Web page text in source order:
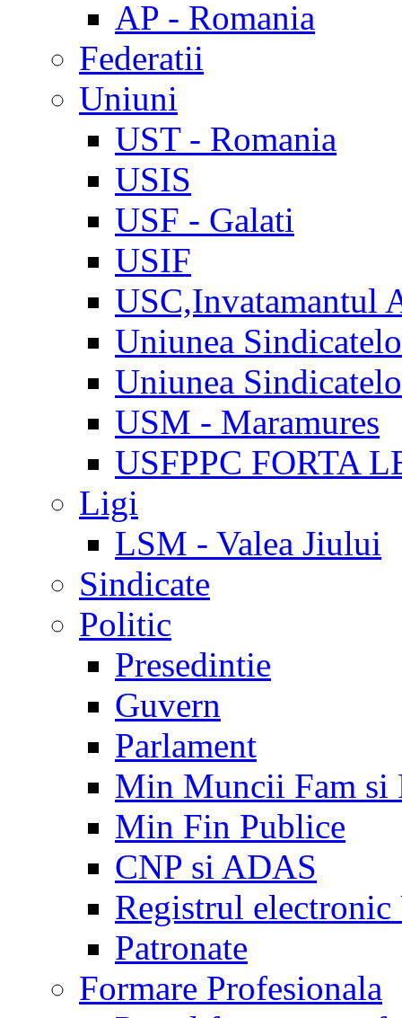
AP - Romania
Federatii
Uniuni
UST - Romania
USIS
USF - Galati
USIF
USC,Invatamantul
Uniunea
Uniunea
USM - Maramures
USFPPC FORTA
Ligi
LSM - Valea Jiului
Sindicate
Politic
Presedintie
Guvern
Parlament
Min Muncii Fam si
Min Fin Publice
CNP si ADAS
Registrul electronic
Patronate
Formare Profesionala